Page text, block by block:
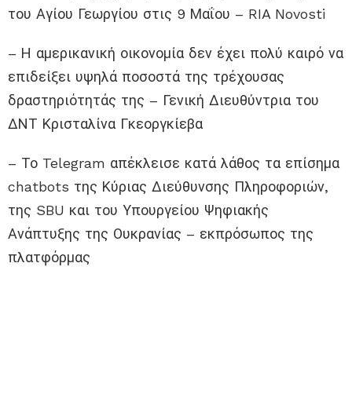
του Αγίου Γεωργίου στις 9 Μαΐου – RIA Novosti
– Η αμερικανική οικονομία δεν έχει πολύ καιρό να
επιδείξει υψηλά ποσοστά της τρέχουσας
δραστηριότητάς της – Γενική Διευθύντρια του
ΔΝΤ Κρισταλίνα Γκεοργκίεβα
– Το Telegram απέκλεισε κατά λάθος τα επίσημα
chatbots της Κύριας Διεύθυνσης Πληροφοριών,
της SBU και του Υπουργείου Ψηφιακής
Ανάπτυξης της Ουκρανίας – εκπρόσωπος της
πλατφόρμας